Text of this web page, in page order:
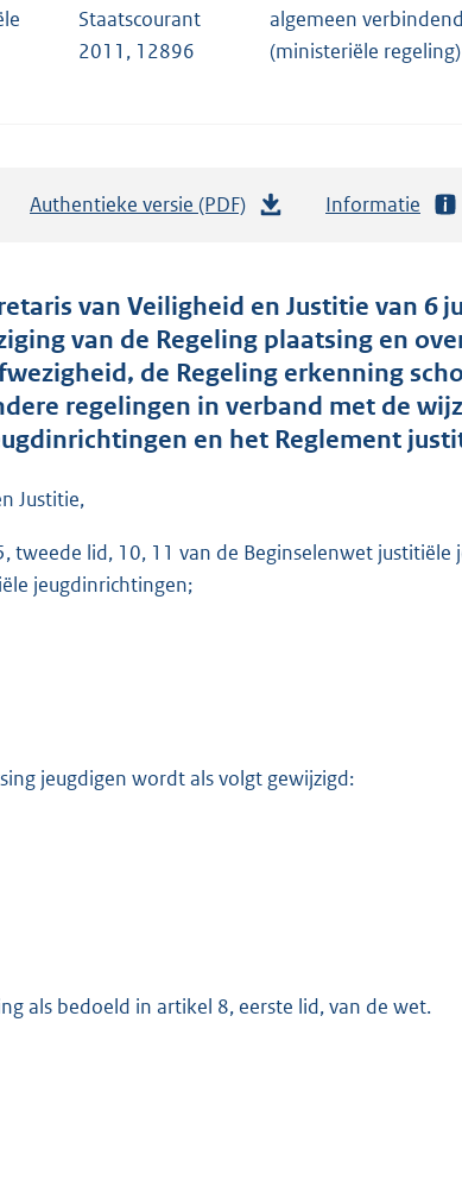
Staatscourant
2011, 12896
algemeen
(ministeriële regeling)
Authentieke versie (PDF)
t
a
n
d
s
o
5
Informatie
van Veiligheid en Justitie van 6
van de Regeling plaatsing en
de Regeling erkenning
regelingen in verband met de
en het Reglement
Justitie,
tweede lid, 10, 11 van de Beginselenwet
jeugdinrichtingen;
jeugdigen wordt als volgt gewijzigd:
als bedoeld in artikel 8, eerste lid, van de wet.